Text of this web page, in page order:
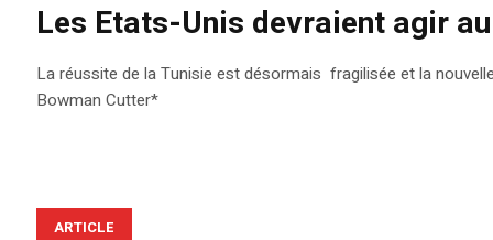
Les Etats-Unis devraient agir
La réussite de la Tunisie est désormais fragilisée et la
Bowman Cutter*
ARTICLE